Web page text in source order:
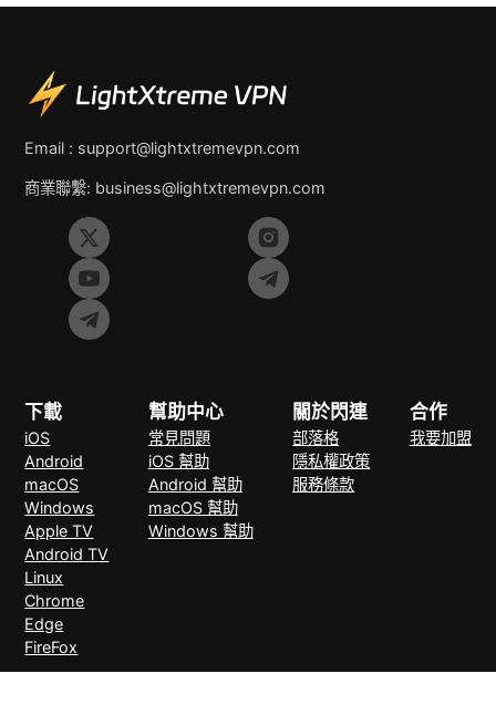
Email : support@lightxtremevpn.com
商業聯繫: business@lightxtremevpn.com
下載
iOS
Android
macOS
Windows
Apple TV
Android TV
Linux
Chrome
Edge
FireFox
幫助中心
常見問題
iOS 幫助
Android 幫助
macOS 幫助
Windows 幫助
關於閃連
部落格
隱私權政策
服務條款
合作
我要加盟